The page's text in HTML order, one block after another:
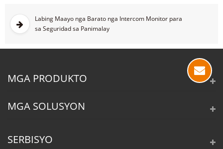
Labing Maayo nga Barato nga Intercom Monitor para
sa Seguridad sa Panimalay
MGA PRODUKTO
MGA SOLUSYON
SERBISYO